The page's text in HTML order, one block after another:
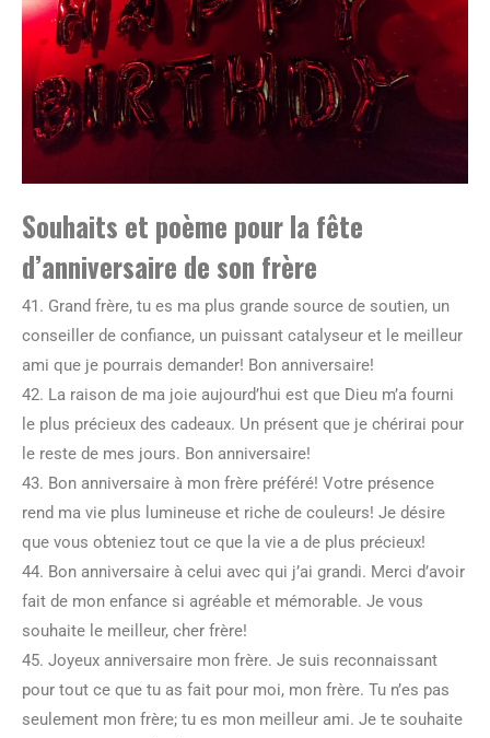
Souhaits et poème pour la fête
d’anniversaire de son frère
41. Grand frère, tu es ma plus grande source de soutien, un
conseiller de confiance, un puissant catalyseur et le meilleur
ami que je pourrais demander! Bon anniversaire!
42. La raison de ma joie aujourd’hui est que Dieu m’a fourni
le plus précieux des cadeaux. Un présent que je chérirai pour
le reste de mes jours. Bon anniversaire!
43. Bon anniversaire à mon frère préféré! Votre présence
rend ma vie plus lumineuse et riche de couleurs! Je désire
que vous obteniez tout ce que la vie a de plus précieux!
44. Bon anniversaire à celui avec qui j’ai grandi. Merci d’avoir
fait de mon enfance si agréable et mémorable. Je vous
souhaite le meilleur, cher frère!
45. Joyeux anniversaire mon frère. Je suis reconnaissant
pour tout ce que tu as fait pour moi, mon frère. Tu n’es pas
seulement mon frère; tu es mon meilleur ami. Je te souhaite